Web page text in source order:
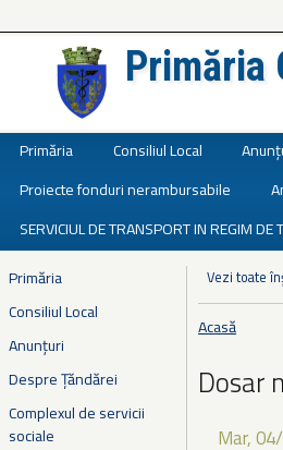
Primăria
Primăria Consiliul Local
Proiecte fonduri nerambursabile
SERVICIUL DE TRANSPORT IN REGIM DE
Primăria
Consiliul Local
Anunțuri
Despre Țăndărei
Complexul de servicii
sociale
Vezi toate
Eşti aici
Acasă
Dosar
Mar,